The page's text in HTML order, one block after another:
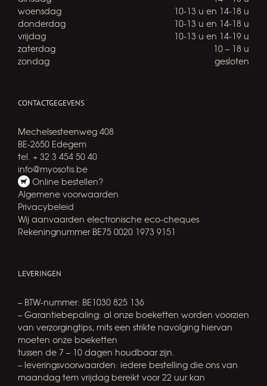
woensdag
10-13 u en 14-18 u
donderdag
10-13 u en 14-18 u
vrijdag
10-13 u en 14-19 u
zaterdag
10 – 18 u
zondag
gesloten
CONTACTGEGEVENS
Mechelsesteenweg 408
BE-2650 Edegem
tel. + 32 3 454 50 40
info@myosotis.be
Online bestellen?
Algemene voorwaarden
Privacybeleid
Wij aanvaarden electronische eco-cheques
Rekeningnummer BE75 0020 1973 9151
LEVERINGEN
– BTW-nummer: BE1030 825 136
– Garantiebepaling: al onze boeketten worden voorzien
van verzorgingtips, mits een strikte navolging hiervan
moeten onze boeketten
tussen de 7 – 10 dagen houdbaar zijn.
– leveringsvoorwaarden: iedere bestelling die ons van
maandag tem vrijdag bereikt voor 22 uur kan